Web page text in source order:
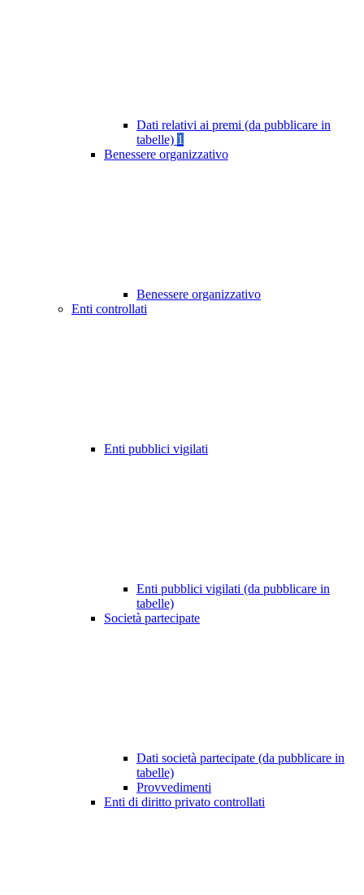
Dati relativi ai premi (da pubblicare in
tabelle) 1
Benessere organizzativo
Benessere organizzativo
Enti controllati
Enti pubblici vigilati
Enti pubblici vigilati (da pubblicare in
tabelle)
Società partecipate
Dati società partecipate (da pubblicare in
tabelle)
Provvedimenti
Enti di diritto privato controllati